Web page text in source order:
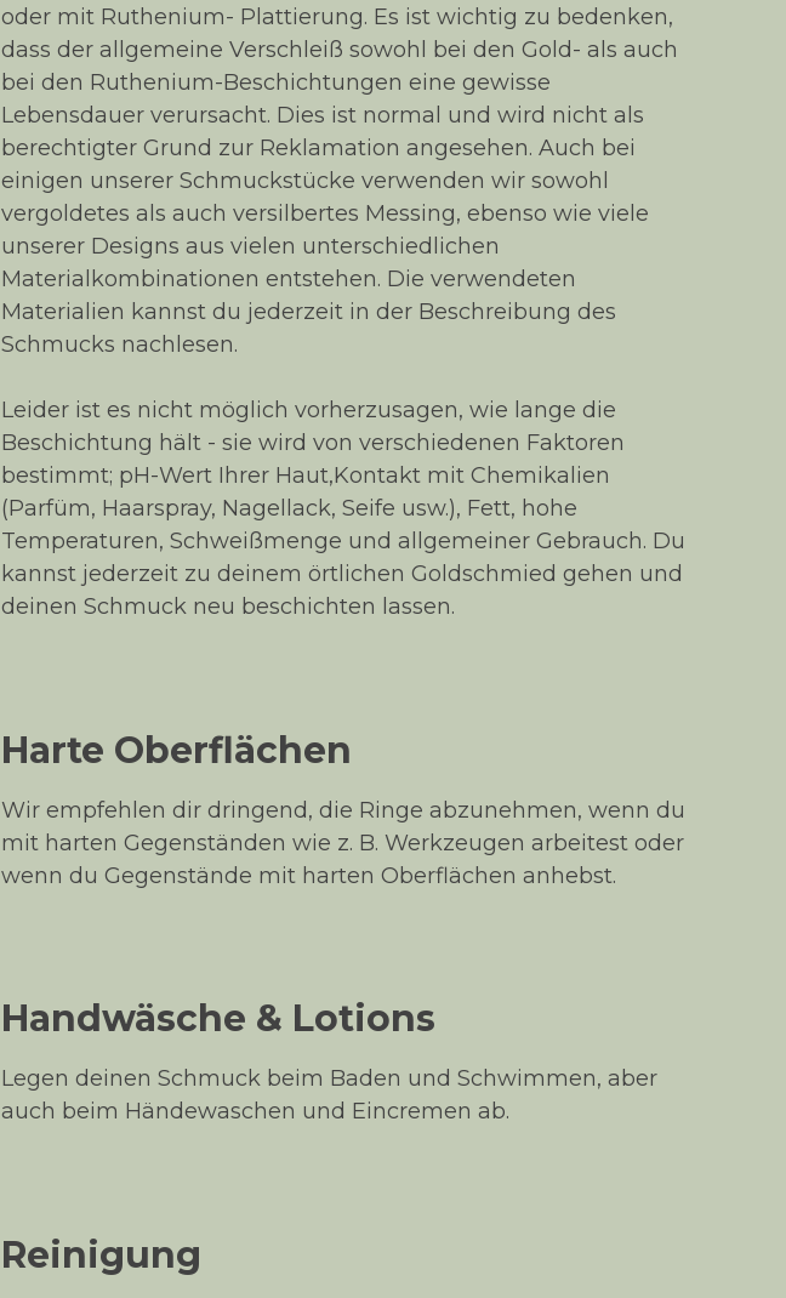
oder mit Ruthenium- Plattierung. Es ist wichtig zu bedenken,
dass der allgemeine Verschleiß sowohl bei den Gold- als auch
bei den Ruthenium-Beschichtungen eine gewisse
Lebensdauer verursacht. Dies ist normal und wird nicht als
berechtigter Grund zur Reklamation angesehen. Auch bei
einigen unserer Schmuckstücke verwenden wir sowohl
vergoldetes als auch versilbertes Messing, ebenso wie viele
unserer Designs aus vielen unterschiedlichen
Materialkombinationen entstehen. Die verwendeten
Materialien kannst du jederzeit in der Beschreibung des
Schmucks nachlesen.
Leider ist es nicht möglich vorherzusagen, wie lange die
Beschichtung hält - sie wird von verschiedenen Faktoren
bestimmt; pH-Wert Ihrer Haut,Kontakt mit Chemikalien
(Parfüm, Haarspray, Nagellack, Seife usw.), Fett, hohe
Temperaturen, Schweißmenge und allgemeiner Gebrauch. Du
kannst jederzeit zu deinem örtlichen Goldschmied gehen und
deinen Schmuck neu beschichten lassen.
Harte Oberflächen
Wir empfehlen dir dringend, die Ringe abzunehmen, wenn du
mit harten Gegenständen wie z. B. Werkzeugen arbeitest oder
wenn du Gegenstände mit harten Oberflächen anhebst.
Handwäsche & Lotions
Legen deinen Schmuck beim Baden und Schwimmen, aber
auch beim Händewaschen und Eincremen ab.
Reinigung